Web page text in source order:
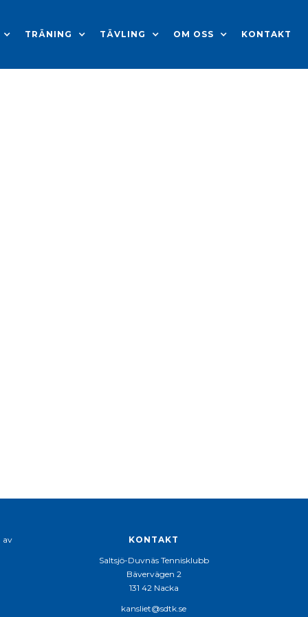
TRÄNING TÄVLING OM OSS KONTAKT
av
KONTAKT
Saltsjö-Duvnäs Tennisklubb
Bävervägen 2
131 42 Nacka
kansliet@sdtk.se